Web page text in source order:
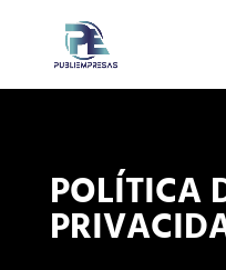
POLÍTICA